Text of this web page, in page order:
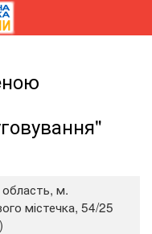
область, м.
містечка, 54/25
)